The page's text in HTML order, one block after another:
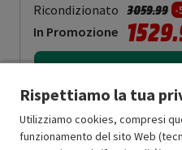
Ricondizionato Prezzo
3059.99a-
In Promozione
SCONTO
Rispettiamo la tua
Utilizziamo cookies, compresi
funzionamento del sito Web